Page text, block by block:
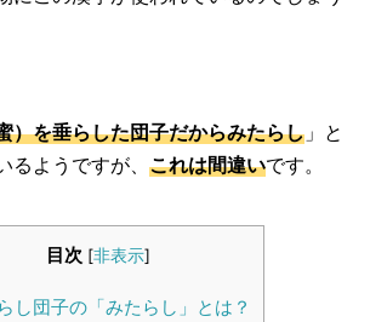
）を垂らした団子だからみたらし 」と
ようですが、 これは間違いです。
目次 [非表示]
し団子の「みたらし」とは？